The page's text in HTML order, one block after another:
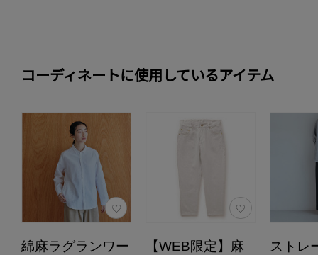
コーディネートに使用しているアイテム
綿麻ラグランワー
【WEB限定】麻
ストレ